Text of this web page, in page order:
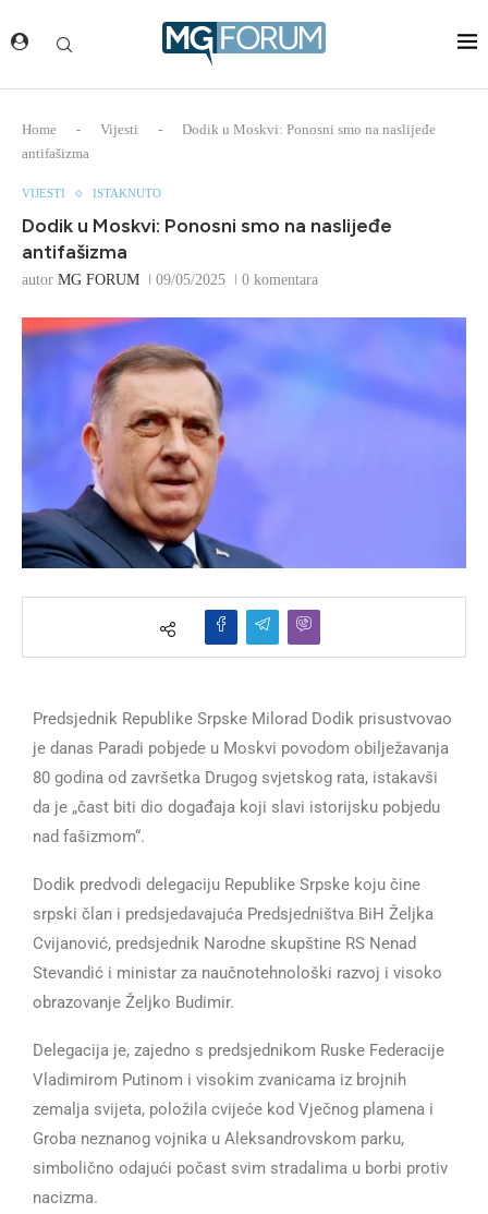
Home - Vijesti -
Dodik u Moskvi: Ponosni smo na naslijeđe
antifašizma
VIJESTI ISTAKNUTO
Dodik u Moskvi: Ponosni smo na naslijeđe
antifašizma
autor MG FORUM 09/05/2025 0 komentara
Predsjednik Republike Srpske Milorad Dodik prisustvovao
je danas Paradi pobjede u Moskvi povodom obilježavanja
80 godina od završetka Drugog svjetskog rata, istakavši
da je „čast biti dio događaja koji slavi istorijsku pobjedu
nad fašizmom“.
Dodik predvodi delegaciju Republike Srpske koju čine
srpski član i predsjedavajuća Predsjedništva BiH Željka
Cvijanović, predsjednik Narodne skupštine RS Nenad
Stevandić i ministar za naučnotehnološki razvoj i visoko
obrazovanje Željko Budimir.
Delegacija je, zajedno s predsjednikom Ruske Federacije
Vladimirom Putinom i visokim zvanicama iz brojnih
zemalja svijeta, položila cvijeće kod Vječnog plamena i
Groba neznanog vojnika u Aleksandrovskom parku,
simbolično odajući počast svim stradalima u borbi protiv
nacizma.